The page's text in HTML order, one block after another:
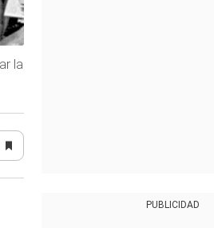
la
PUBLICIDAD